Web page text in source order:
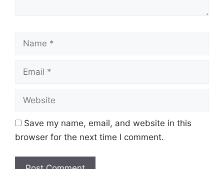
Name
Email
Website
Save my name, email, and website in this
browser for the next time I comment.